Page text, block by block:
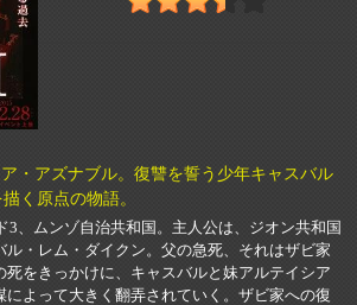
・アズナブル。復讐を誓う少年キャスバル
く原点の物語。
3、ムンゾ自治共和国。主人公は、ジオン共和国
ル・レム・ダイクン。父の急死、それはザビ家
死をきっかけに、キャスバルと妹アルテイシア
によって大きく翻弄されていく。ザビ家への復